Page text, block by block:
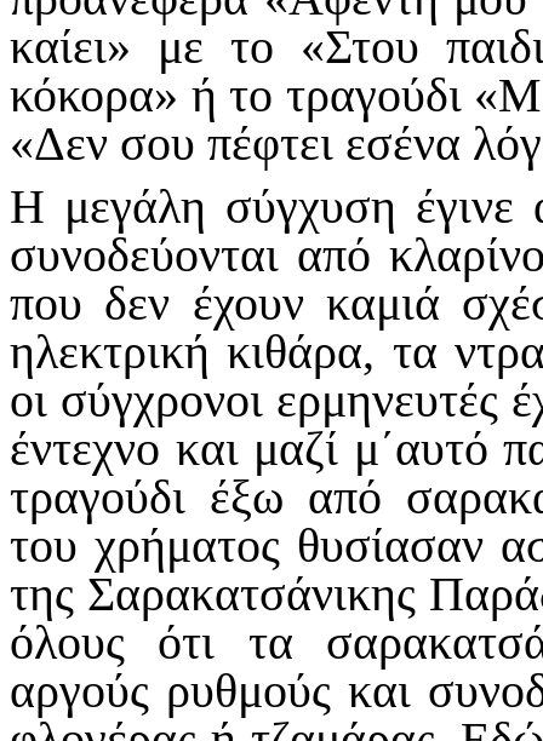
καίει» με το «Στου
κόκορα» ή το τραγούδι
«Δεν σου πέφτει εσένα
Η μεγάλη σύγχυση έγινε
συνοδεύονται από
που δεν έχουν καμιά
ηλεκτρική κιθάρα, τα
οι σύγχρονοι ερμηνευτές
έντεχνο και μαζί μ΄αυτό
τραγούδι έξω από
του χρήματος θυσίασαν
της Σαρακατσάνικης
όλους ότι τα
αργούς ρυθμούς και